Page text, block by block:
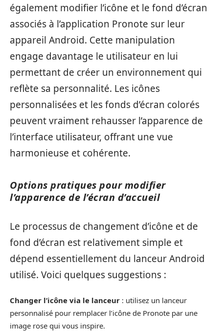
également modifier l’icône et le fond d’écran
associés à l’application Pronote sur leur
appareil Android. Cette manipulation
engage davantage le utilisateur en lui
permettant de créer un environnement qui
reflète sa personnalité. Les icônes
personnalisées et les fonds d’écran colorés
peuvent vraiment rehausser l’apparence de
l’interface utilisateur, offrant une vue
harmonieuse et cohérente.
Options pratiques pour modifier
l’apparence de l’écran d’accueil
Le processus de changement d’icône et de
fond d’écran est relativement simple et
dépend essentiellement du lanceur Android
utilisé. Voici quelques suggestions :
Changer l’icône via le lanceur : utilisez un lanceur
personnalisé pour remplacer l’icône de Pronote par une
image rose qui vous inspire.